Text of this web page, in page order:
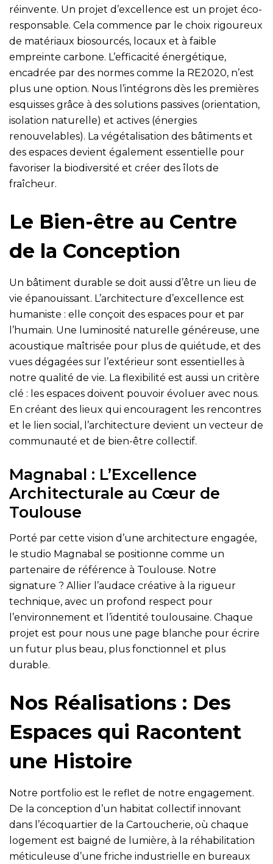
réinvente. Un projet d’excellence est un projet éco-
responsable. Cela commence par le choix rigoureux
de matériaux biosourcés, locaux et à faible
empreinte carbone. L’efficacité énergétique,
encadrée par des normes comme la RE2020, n’est
plus une option. Nous l’intégrons dès les premières
esquisses grâce à des solutions passives (orientation,
isolation naturelle) et actives (énergies
renouvelables). La végétalisation des bâtiments et
des espaces devient également essentielle pour
favoriser la biodiversité et créer des îlots de
fraîcheur.
Le Bien-être au Centre
de la Conception
Un bâtiment durable se doit aussi d’être un lieu de
vie épanouissant. L’architecture d’excellence est
humaniste : elle conçoit des espaces pour et par
l’humain. Une luminosité naturelle généreuse, une
acoustique maîtrisée pour plus de quiétude, et des
vues dégagées sur l’extérieur sont essentielles à
notre qualité de vie. La flexibilité est aussi un critère
clé : les espaces doivent pouvoir évoluer avec nous.
En créant des lieux qui encouragent les rencontres
et le lien social, l’architecture devient un vecteur de
communauté et de bien-être collectif.
Magnabal : L’Excellence
Architecturale au Cœur de
Toulouse
Porté par cette vision d’une architecture engagée,
le studio Magnabal se positionne comme un
partenaire de référence à Toulouse. Notre
signature ? Allier l’audace créative à la rigueur
technique, avec un profond respect pour
l’environnement et l’identité toulousaine. Chaque
projet est pour nous une page blanche pour écrire
un futur plus beau, plus fonctionnel et plus
durable.
Nos Réalisations : Des
Espaces qui Racontent
une Histoire
Notre portfolio est le reflet de notre engagement.
De la conception d’un habitat collectif innovant
dans l’écoquartier de la Cartoucherie, où chaque
logement est baigné de lumière, à la réhabilitation
méticuleuse d’une friche industrielle en bureaux